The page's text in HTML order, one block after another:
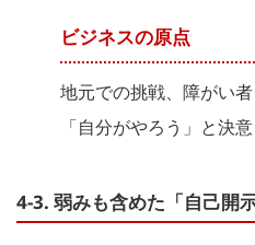
ビジネスの原点
地元での挑戦、障がい
「自分がやろう」と決意
4-3. 弱みも含めた「自己開